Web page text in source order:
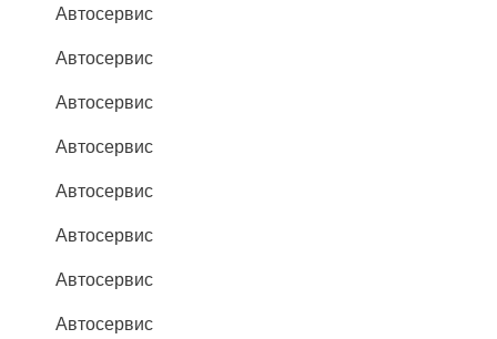
Автосервис
Автосервис
Автосервис
Автосервис
Автосервис
Автосервис
Автосервис
Автосервис